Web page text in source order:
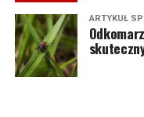
ARTYKUŁ